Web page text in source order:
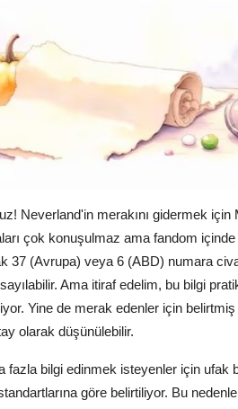
Neverland'in merakını gidermek
çok konuşulmaz ama fandom
37 (Avrupa) veya 6 (ABD) numara
Ama itiraf edelim, bu bilgi
Yine de merak edenler için
olarak düşünülebilir.
fazla bilgi edinmek isteyenler için ufak
göre belirtiliyor. Bu